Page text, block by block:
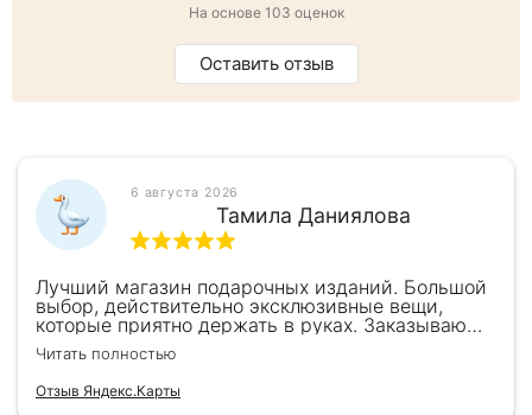
На основе 103 оценок
Оставить отзыв
6 августа 2026
Тамила Даниялова
Лучший магазин подарочных изданий. Большой
выбор, действительно эксклюзивные вещи,
которые приятно держать в руках. Заказываю
здесь уже второй раз для бизнес-партнеров,
всегда всё безупречно — от общения с
консультантами до качества самих книг.
Однозначно рекомендую
Читать полностью
Отзыв Яндекс.Карты